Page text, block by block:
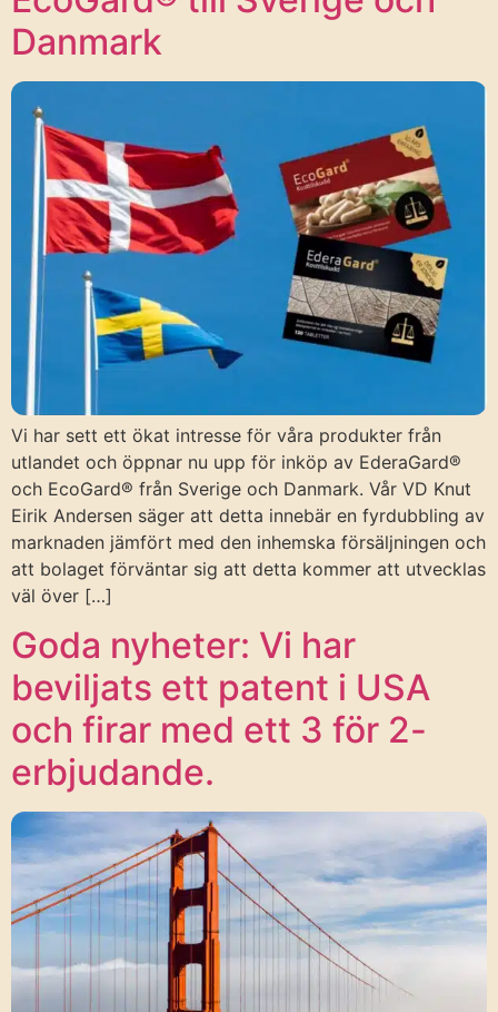
Danmark
Vi har sett ett ökat intresse för våra produkter från
utlandet och öppnar nu upp för inköp av EderaGard®
och EcoGard® från Sverige och Danmark. Vår VD Knut
Eirik Andersen säger att detta innebär en fyrdubbling av
marknaden jämfört med den inhemska försäljningen och
att bolaget förväntar sig att detta kommer att utvecklas
väl över […]
Goda nyheter: Vi har
beviljats ett patent i USA
och firar med ett 3 för 2-
erbjudande.